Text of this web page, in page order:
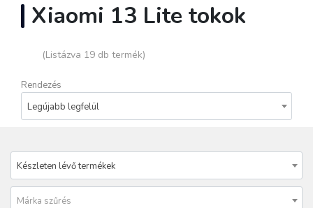
Xiaomi 13 Lite tokok
(Listázva 19 db termék)
Rendezés
Legújabb legfelül
Készleten lévő termékek
Márka szűrés